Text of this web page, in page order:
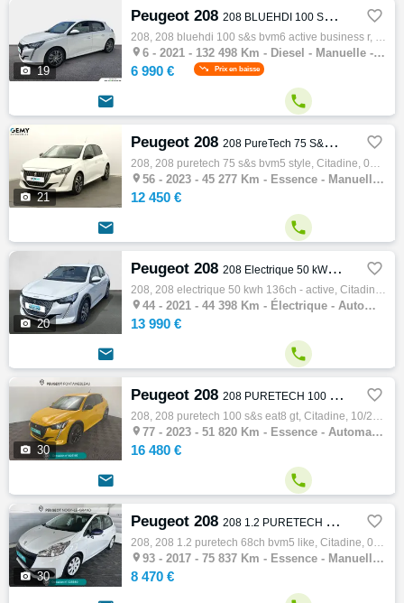
 19
Peugeot 208 208 BLUEHDI 100 S&S BVM6 ACTIVE BUSINESS R 
208, 208 bluehdi 100 s&s bvm6 active business r, Citadine, 08/2021, 100ch, 5cv, 132498 km, 5 portes, 2 places, Diesel, Boite de vitesse man…
 6 - 2021 - 132 498 Km - Diesel - Manuelle - Citadine
6 990 € Prix en baisse
 
 21
Peugeot 208 208 PureTech 75 S&S BVM5 Style 
208, 208 puretech 75 s&s bvm5 style, Citadine, 04/2023, 75ch, 4cv, 45277 km, 5 portes, 5 places, Essence, Boite de vitesse manuelle, Régula…
 56 - 2023 - 45 277 Km - Essence - Manuelle - Citadine
12 450 €
 
 20
Peugeot 208 208 Electrique 50 kWh 136ch - Active 
208, 208 electrique 50 kwh 136ch - active, Citadine, 02/2021, 136ch, 4cv, 44398 km, 5 places, électrique, Boite de vitesse automatique, Abs…
 44 - 2021 - 44 398 Km - Électrique - Automatique - Citadine
13 990 €
 
 30
Peugeot 208 208 PURETECH 100 S&S EAT8 GT 
208, 208 puretech 100 s&s eat8 gt, Citadine, 10/2023, 100ch, 5cv, 51820 km, 5 portes, 5 places, Essence, Boite de vitesse automatique, Gps,…
 77 - 2023 - 51 820 Km - Essence - Automatique - Citadine
16 480 €
 
 30
Peugeot 208 208 1.2 PURETECH 68CH BVM5 LIKE 
208, 208 1.2 puretech 68ch bvm5 like, Citadine, 07/2017, 68ch, 4cv, 75837 km, 5 portes, 5 places, Essence, Boite de vitesse manuelle, Coule…
 93 - 2017 - 75 837 Km - Essence - Manuelle - Citadine
8 470 €